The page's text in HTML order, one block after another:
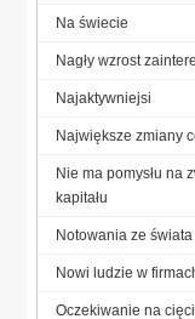
Na świecie
Nagły wzrost
Najaktywniejsi
Największe zmiany
Nie ma pomysłu na
kapitału
Notowania ze świata
Nowi ludzie w
Oczekiwanie na